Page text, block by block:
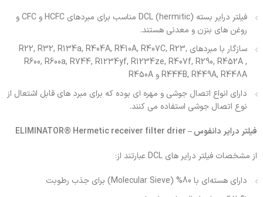
فیلتر درایر بسته (hermitic) DCL مناسب برای مبردهای HCFC و CFC و
روغن های بنزن و معدنی هستند.
سازگار با مبردهای R22, R32, R134a, R404A, R410A, R407C, R23,
R600, R600a, R744, R1234yf, R1234ze, R407f, R290, R452A ,
R444B, R449A, R448A و R450A
دارای انواع اتصال جوشی و مهره ای بوده که برای مبرد های قابل اشتعال از
نوع اتصال جوشی استفاده می کنند.
فیلتر درایر دانفوس – ELIMINATOR® Hermetic receiver filter drier
از مشخصات فیلتر درایر های DCL عبارتند از:
دارای هسته‌ای با 80% (Molecular Sieve) برای جذب رطوبت